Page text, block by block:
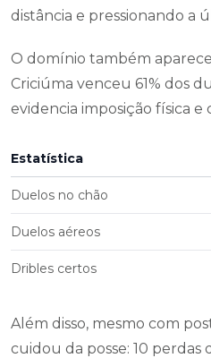
distância e pressionando a
O domínio também
Criciúma venceu 61% dos
evidencia imposição física
Estatística
Duelos no chão
Duelos aéreos
Dribles certos
Além disso, mesmo com
cuidou da posse: 10 perdas